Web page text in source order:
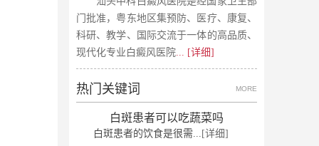
门批准，粤东地区集预防、医疗、康复、
科研、教学、国际交流于一体的高品质、
现代化专业白癜风医院... [详细]
热门关键词 MORE
白斑患者可以吃蔬菜吗
白斑患者的饮食是很需... [详细]